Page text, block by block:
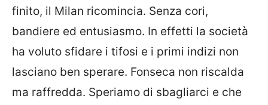
finito, il Milan ricomincia. Senza cori,
bandiere ed entusiasmo. In effetti la società
ha voluto sfidare i tifosi e i primi indizi non
lasciano ben sperare. Fonseca non riscalda
ma raffredda. Speriamo di sbagliarci e che